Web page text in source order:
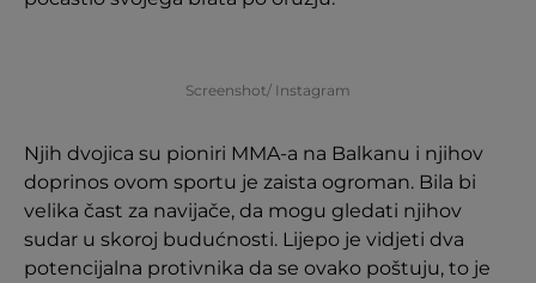
Screenshot/ Instagram
Njih dvojica su pioniri MMA-a na Balkanu i njihov
doprinos ovom sportu je zaista ogroman. Bila bi
velika čast za navijače, da mogu gledati njihov
sudar u skoroj budućnosti. Lijepo je vidjeti dva
potencijalna protivnika da se ovako poštuju, to je